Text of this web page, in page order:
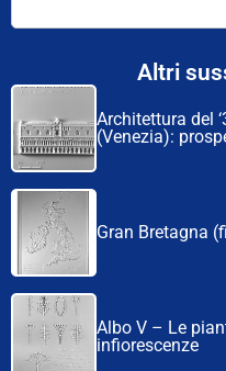
Altri
Architettura del
(Venezia):
Gran Bretagna
Albo V – Le
infiorescenze